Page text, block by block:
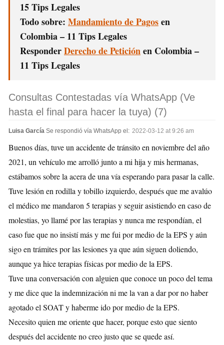
15 Tips Legales
Todo sobre: Mandamiento de Pagosen
Colombia – 11 Tips Legales
ResponderDerecho de Peticiónen Colombia –
11 Tips Legales
Consultas Contestadas vía WhatsApp (Ve
hasta el final para hacer la tuya) (7)
Luisa García Se respondió vía WhatsApp el: 2022-03-12 at 9:26 am
Buenos días, tuve un accidente de tránsito en noviembre del año
2021, un vehículo me arrolló junto a mi hija y mis hermanas,
estábamos sobre la acera de una vía esperando para pasar la calle.
Tuve lesión en rodilla y tobillo izquierdo, después que me avalúo
el médico me mandaron 5 terapias y seguir asistiendo en caso de
molestias, yo llamé por las terapias y nunca me respondían, el
caso fue que no insistí más y me fui por medio de la EPS y aún
sigo en trámites por las lesiones ya que aún siguen doliendo,
aunque ya hice terapias físicas por medio de la EPS.
Tuve una conversación con alguien que conoce un poco del tema
y me dice que la indemnización ni me la van a dar por no haber
agotado el SOAT y haberme ido por medio de la EPS.
Necesito quien me oriente que hacer, porque esto que siento
después del accidente no creo justo que se quede así.